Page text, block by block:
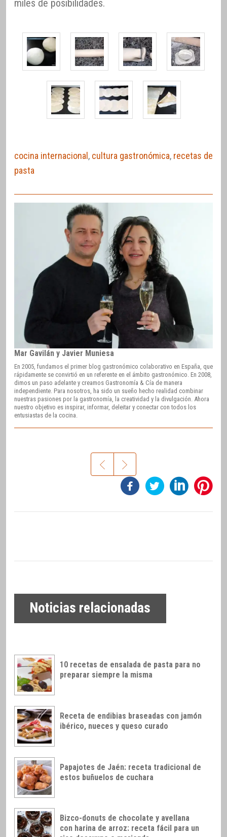
miles de posibilidades.
cocina internacional, cultura gastronómica, recetas de
pasta
Mar Gavilán y Javier Muniesa
En 2005, fundamos el primer blog gastronómico colaborativo en España, que
rápidamente se convirtió en un referente en el ámbito gastronómico. En 2008,
dimos un paso adelante y creamos Gastronomía & Cía de manera
independiente. Para nosotros, ha sido un sueño hecho realidad combinar
nuestras pasiones por la gastronomía, la creatividad y la divulgación. Ahora
nuestro objetivo es inspirar, informar, deleitar y conectar con todos los
entusiastas de la cocina.
Noticias relacionadas
10 recetas de ensalada de pasta para no
preparar siempre la misma
Receta de endibias braseadas con jamón
ibérico, nueces y queso curado
Papajotes de Jaén: receta tradicional de
estos buñuelos de cuchara
Bizco-donuts de chocolate y avellana
con harina de arroz: receta fácil para un